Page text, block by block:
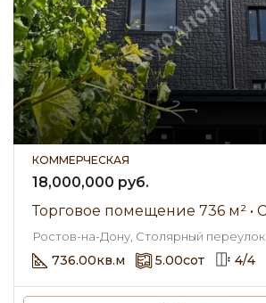
КОММЕРЧЕСКАЯ
18,000,000 руб.
Ростов-на-Дону, Столярный переулок
736.00кв.м 5.00сот 4/4